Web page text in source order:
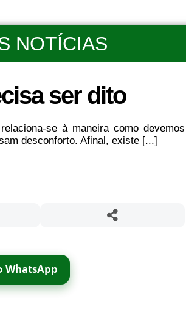
NOTÍCIAS
ser dito
se à maneira como devemos
desconforto. Afinal, existe [...]
WhatsApp